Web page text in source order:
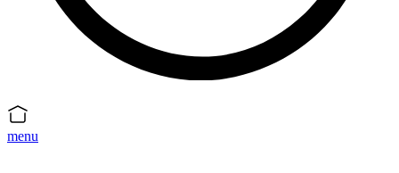
menu